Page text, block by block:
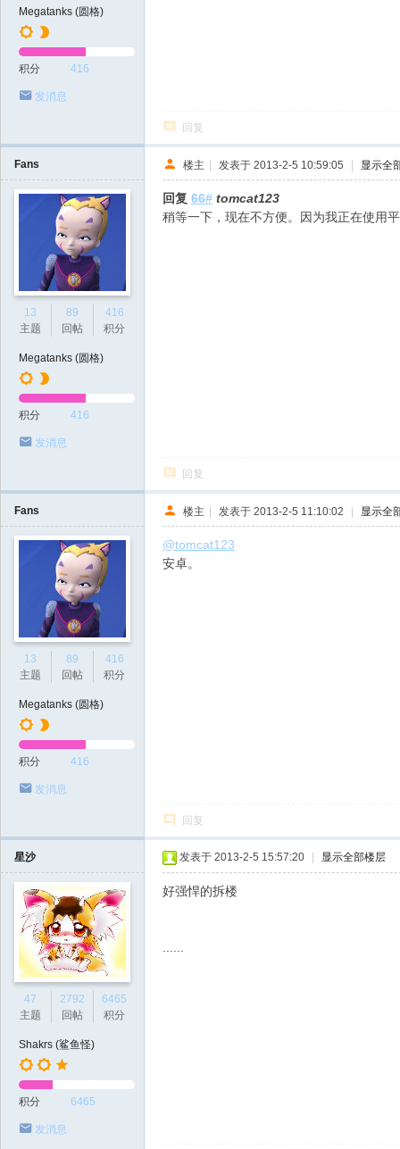
Megatanks (圆格)
积分 416
发消息
回复
Fans
13
主题
89
回帖
416
积分
Megatanks (圆格)
积分 416
发消息
楼主 | 发表于 2013-2-5 10:59:05 | 显示全
回复 66# tomcat123
稍等一下，现在不方便。因为我正在使用
回复
Fans
13
主题
89
回帖
416
积分
Megatanks (圆格)
积分 416
发消息
楼主 | 发表于 2013-2-5 11:10:02 | 显示全
@tomcat123
安卓。
回复
星沙
47
主题
2792
回帖
6465
积分
Shakrs (鲨鱼怪)
积分 6465
发消息
发表于 2013-2-5 15:57:20 显示全部楼层
好强悍的拆楼